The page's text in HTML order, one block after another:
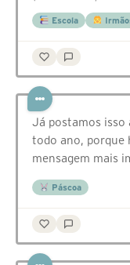
Escola
Já postamos isso
todo ano, porque
mensagem mais
Páscoa